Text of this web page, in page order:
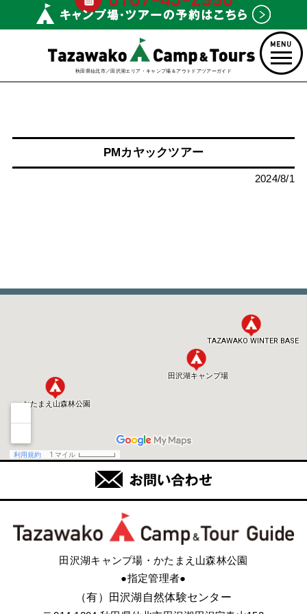
秋田県仙北市／田沢湖エリア・キャンプ場＆アウトドアツアーガイド
PMカヤックツアー
2024/8/1
田沢湖キャンプ場・かたまえ山森林公園
●指定管理者●
（有）田沢湖自然体験センター